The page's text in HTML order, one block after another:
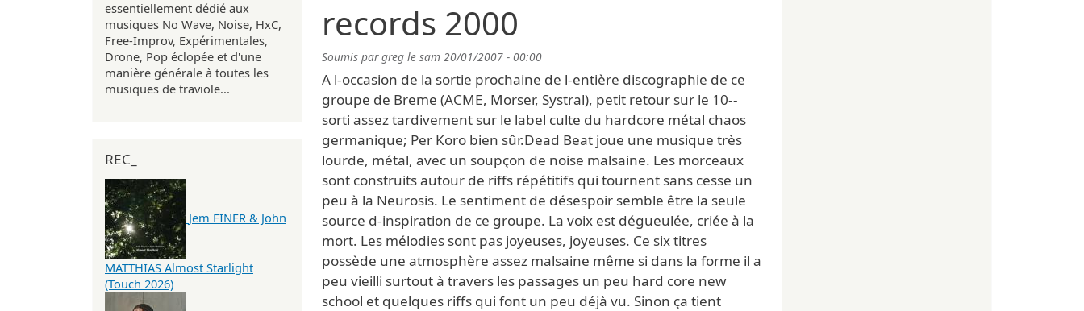
records 2000
Soumis pargreg le sam 20/01/2007 - 00:00
A l-occasion de la sortie prochaine de l-entière discographie de ce
groupe de Breme (ACME, Morser, Systral), petit retour sur le 10--
sorti assez tardivement sur le label culte du hardcore métal chaos
germanique; Per Koro bien sûr.Dead Beat joue une musique très
lourde, métal, avec un soupçon de noise malsaine. Les morceaux
sont construits autour de riffs répétitifs qui tournent sans cesse un
peu à la Neurosis. Le sentiment de désespoir semble être la seule
source d-inspiration de ce groupe. La voix est dégueulée, criée à la
mort. Les mélodies sont pas joyeuses, joyeuses. Ce six titres
possède une atmosphère assez malsaine même si dans la forme il a
peu vieilli surtout à travers les passages un peu hard core new
school et quelques riffs qui font un peu déjà vu. Sinon ça tient
essentiellement dédié aux
musiques No Wave, Noise, HxC,
Free-Improv, Expérimentales,
Drone, Pop éclopée et d'une
manière générale à toutes les
musiques de traviole...
REC_
Jem FINER & John
MATTHIAS Almost Starlight
(Touch 2026)